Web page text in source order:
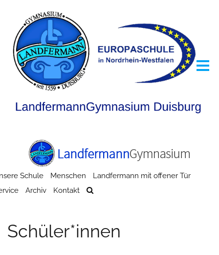
Schule Menschen
Landfermann mit offener Tür
Archiv Kontakt
Schüler*innen